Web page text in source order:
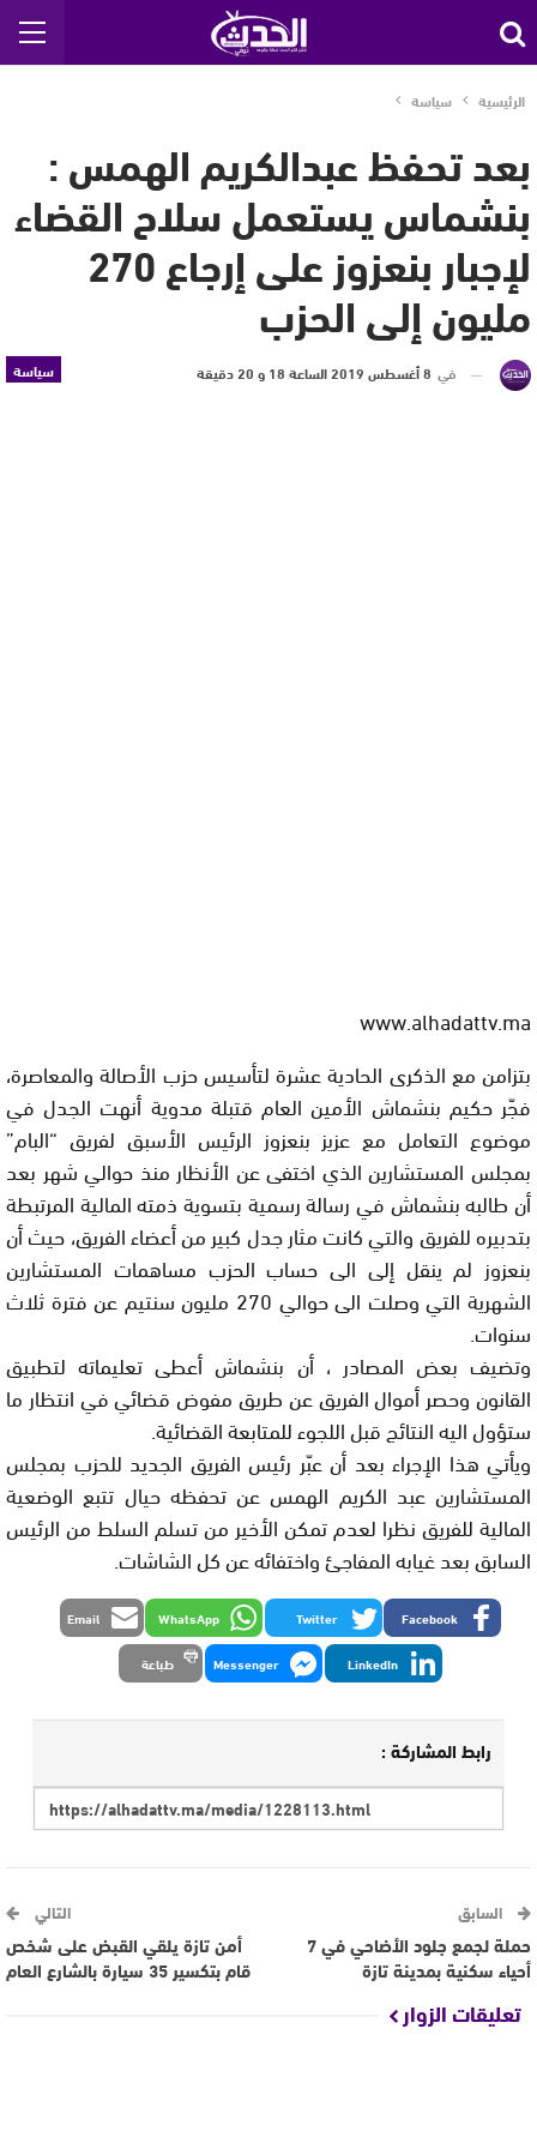
الرئيسية سياسة
بعد تحفظ عبدالكريم الهمس :
بنشماس يستعمل سلاح القضاء
لإجبار بنعزوز على إرجاع 270
مليون إلى الحزب
سياسة في 8 أغسطس 2019 الساعة 18 و 20 دقيقة
www.alhadattv.ma
بتزامن مع الذكرى الحادية عشرة لتأسيس حزب الأصالة والمعاصرة،
فجّر حكيم بنشماش الأمين العام قتبلة مدوية أنهت الجدل في
موضوع التعامل مع عزيز بنعزوز الرئيس الأسبق لفريق “البام”
بمجلس المستشارين الذي اختفى عن الأنظار منذ حوالي شهر بعد
أن طالبه بنشماش في رسالة رسمية بتسوية ذمته المالية المرتبطة
بتدبيره للفريق والتي كانت مثار جدل كبير من أعضاء الفريق، حيث أن
بنعزوز لم ينقل إلى الى حساب الحزب مساهمات المستشارين
الشهرية التي وصلت الى حوالي 270 مليون سنتيم عن فترة ثلاث
سنوات.
وتضيف بعض المصادر ، أن بنشماش أعطى تعليماته لتطبيق
القانون وحصر أموال الفريق عن طريق مفوض قضائي في انتظار ما
ستؤول اليه النتائج قبل اللجوء للمتابعة القضائية.
ويأتي هذا الإجراء بعد أن عبّر رئيس الفريق الجديد للحزب بمجلس
المستشارين عبد الكريم الهمس عن تحفظه حيال تتبع الوضعية
المالية للفريق نظرا لعدم تمكن الأخير من تسلم السلط من الرئيس
السابق بعد غيابه المفاجئ واختفائه عن كل الشاشات.
Facebook
Twitter
WhatsApp
Email
LinkedIn
Messenger طباعة
رابط المشاركة :
السابق
حملة لجمع جلود الأضاحي في 7
أحياء سكنية بمدينة تازة
التالي
أمن تازة يلقي القبض على شخص
قام بتكسير 35 سيارة بالشارع العام
تعليقات الزوار